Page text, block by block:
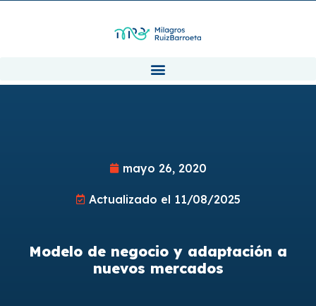
mayo 26, 2020
Actualizado el 11/08/2025
Modelo de negocio y adaptación a
nuevos mercados